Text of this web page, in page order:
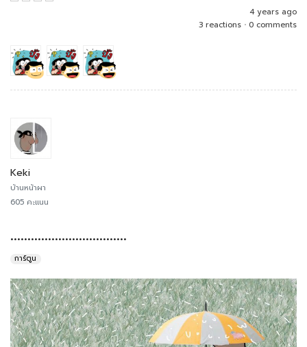
4 years ago
3 reactions • 0 comments
Keki
บ้านหน้าผา
605 คะแนน
..................................
การ์ตูน